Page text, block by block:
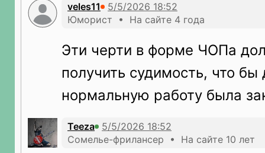
veles11
Юморист • На сайте 4 года
Эти черти в форме ЧОПа
получить судимость, что бы
нормальную работу была
Teeza
Сомелье-фрилансер • На сайте 10 лет